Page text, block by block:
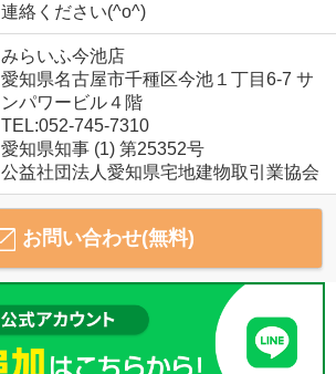
連絡ください(^o^)
みらいふ今池店
愛知県名古屋市千種区今池１丁目6-7 サ
ンパワービル４階
TEL:052-745-7310
愛知県知事 (1) 第25352号
公益社団法人愛知県宅地建物取引業協会
お問い合わせ(無料)